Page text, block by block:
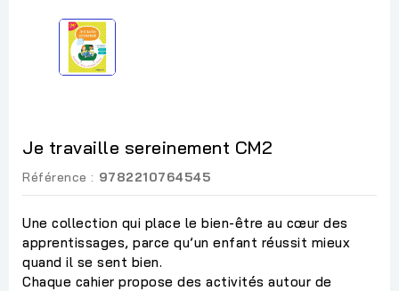
Je travaille sereinement CM2
Référence : 9782210764545
Une collection qui place le bien-être au cœur des
apprentissages, parce qu’un enfant réussit mieux
quand il se sent bien.
Chaque cahier propose des activités autour de